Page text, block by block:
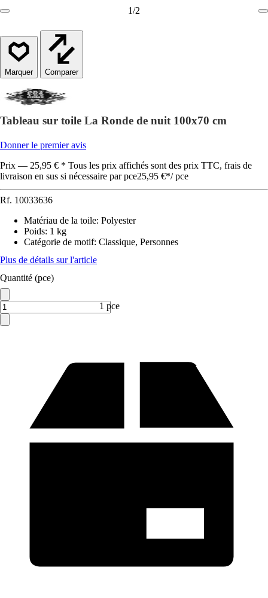
1/2
Comparer
Tableau sur toile La Ronde de nuit 100x70 cm
Donner le premier avis
Prix — 25,95 € * Tous les prix affichés sont des prix TTC, frais de
livraison en sus si nécessaire par pce25,95 €*/ pce
Rf. 10033636
Matériau de la toile: Polyester
Poids: 1 kg
Catégorie de motif: Classique, Personnes
Plus de détails sur l'article
Quantité (pce)
1 pce